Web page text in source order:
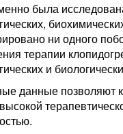
была
ни одного
терапии
и
данные позволяют